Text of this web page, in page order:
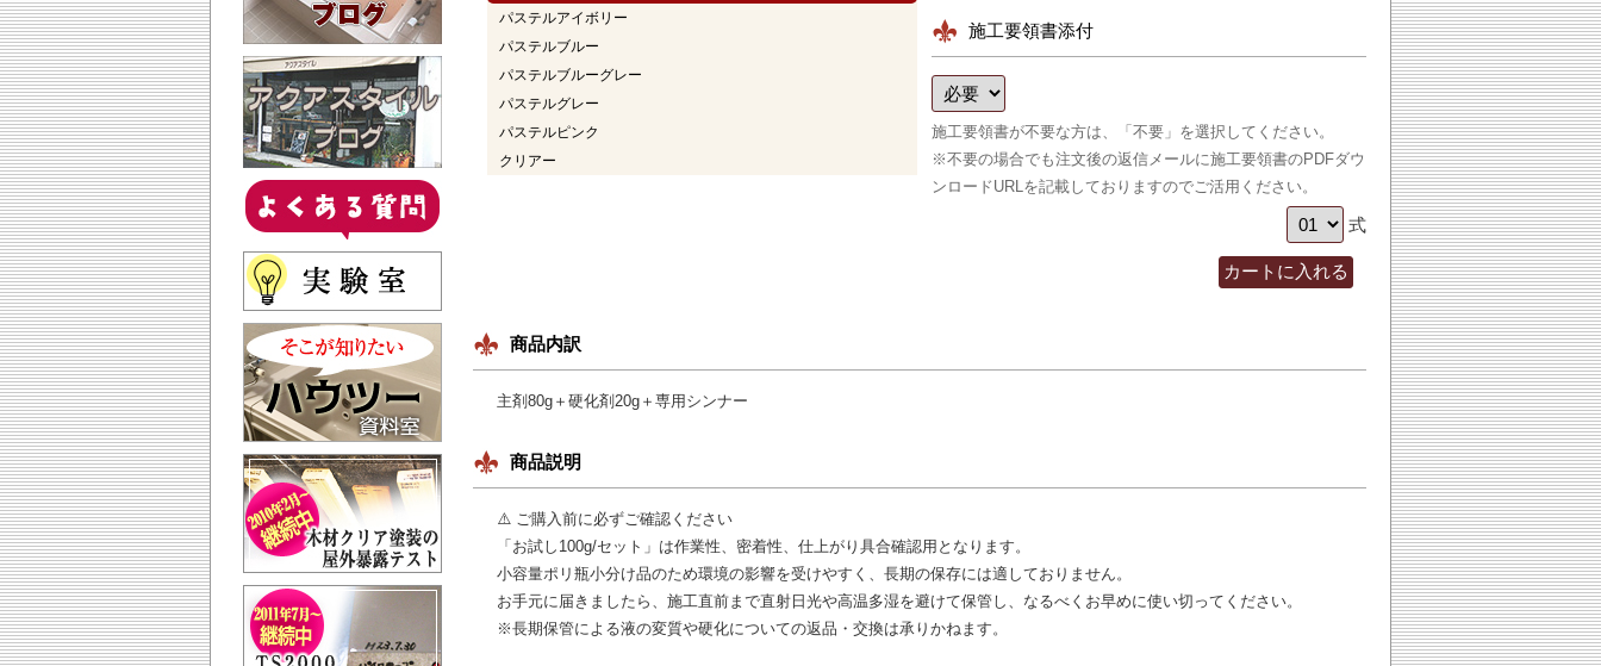
パステルアイボリー
パステルブルー
パステルブルーグレー
パステルグレー
パステルピンク
クリアー
施工要領書添付
施工要領書が不要な方は、「不要」を選択してください。
※不要の場合でも注文後の返信メールに施工要領書のPDFダウ
ンロードURLを記載しておりますのでご活用ください。
式
商品内訳
主剤80g＋硬化剤20g＋専用シンナー
商品説明
⚠️ ご購入前に必ずご確認ください
「お試し100g/セット」は作業性、密着性、仕上がり具合確認用となります。
小容量ポリ瓶小分け品のため環境の影響を受けやすく、長期の保存には適しておりません。
お手元に届きましたら、施工直前まで直射日光や高温多湿を避けて保管し、なるべくお早めに使い切ってください。
※長期保管による液の変質や硬化についての返品・交換は承りかねます。